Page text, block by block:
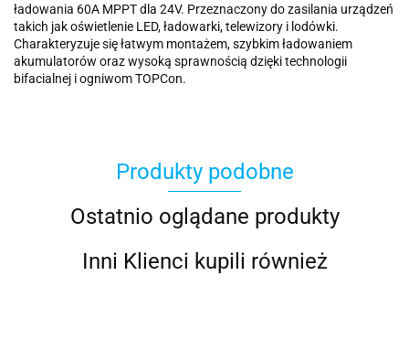
ładowania 60A MPPT dla 24V. Przeznaczony do zasilania urządzeń
takich jak oświetlenie LED, ładowarki, telewizory i lodówki.
Charakteryzuje się łatwym montażem, szybkim ładowaniem
akumulatorów oraz wysoką sprawnością dzięki technologii
bifacialnej i ogniwom TOPCon.
Produkty podobne
Ostatnio oglądane produkty
Inni Klienci kupili również